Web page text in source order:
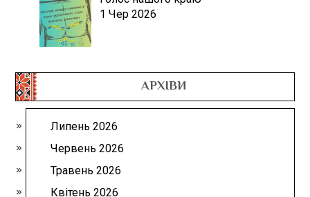
1 Чер 2026
АРХІВИ
Липень 2026
Червень 2026
Травень 2026
Квітень 2026